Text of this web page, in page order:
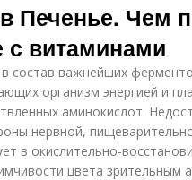
Печенье. Чем
витаминами
состав важнейших
организм энергией и
аминокислот.
нервной,
в окислительно-
цвета зрительным